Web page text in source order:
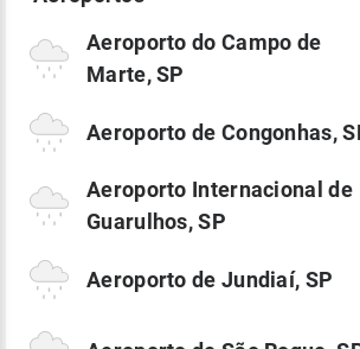
Aeroporto do Campo de
Marte, SP
Aeroporto de Congonhas,
Aeroporto Internacional de
Guarulhos, SP
Aeroporto de Jundiaí, SP